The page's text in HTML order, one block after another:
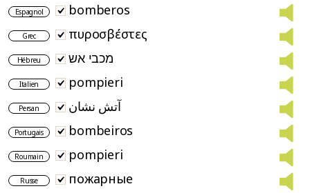
Espagnol bomberos
Grec πυροσβέστες
Hébreu מכבי אש
Italien pompieri
Persan آتش نشان
Portugais bombeiros
Roumain pompieri
Russe пожарные